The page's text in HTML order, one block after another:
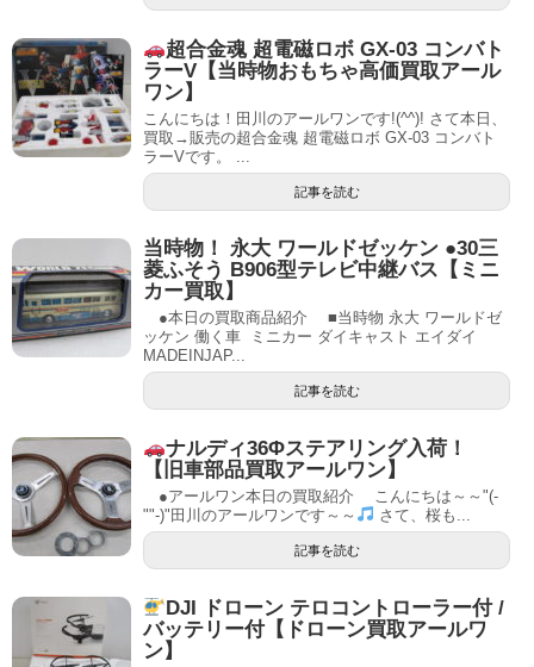
超合金魂 超電磁ロボ GX-03 コンバト
ラーV【当時物おもちゃ高価買取アール
ワン】
こんにちは！田川のアールワンです!(^^)! さて本日、
買取→販売の超合金魂 超電磁ロボ GX-03 コンバト
ラーVです。 ...
記事を読む
当時物！ 永大 ワールドゼッケン ●30三
菱ふそう B906型テレビ中継バス【ミニ
カー買取】
●本日の買取商品紹介 ■当時物 永大 ワールドゼ
ッケン 働く車 ミニカー ダイキャスト エイダイ
MADEINJAP...
記事を読む
ナルディ36Φステアリング入荷！
【旧車部品買取アールワン】
●アールワン本日の買取紹介 こんにちは～～"(-
""-)"田川のアールワンです～～
さて、桜も...
記事を読む
DJI ドローン テロコントローラー付 /
バッテリー付【ドローン買取アールワ
ン】